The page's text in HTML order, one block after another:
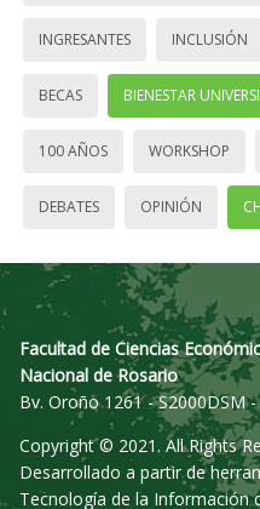
INGRESANTES INCLUSIÓN
BECAS BIENESTAR
100 AÑOS WORKSHOP
DEBATES OPINIÓN
Facultad de Ciencias
Nacional de Rosario
Bv. Oroño 1261 - S2000DSM
Copyright © 2021. All Rights
Desarrollado a partir de
Tecnología de la Información